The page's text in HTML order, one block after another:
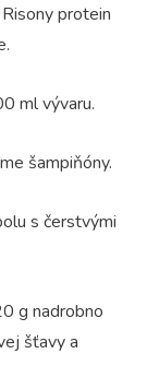
protein
ml vývaru.
šampiňóny.
s čerstvými
g nadrobno
šťavy a